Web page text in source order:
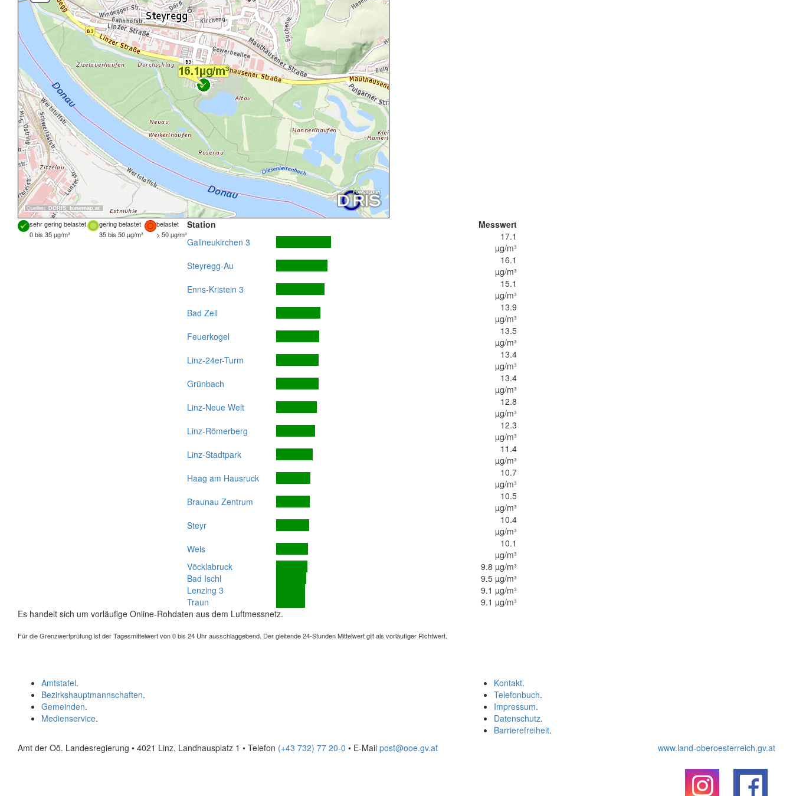
Quellen: DORIS, basemap.at
sehr gering belastet gering belastet
belastet
0 bis 35 µg/m³
35 bis 50 µg/m³ > 50 µg/m³
Station
Messwert
Gallneukirchen 3
17.1
µg/m³
Steyregg-Au
16.1
µg/m³
Enns-Kristein 3
15.1
µg/m³
Bad Zell
13.9
µg/m³
Feuerkogel
13.5
µg/m³
Linz-24er-Turm
13.4
µg/m³
Grünbach
13.4
µg/m³
Linz-Neue Welt
12.8
µg/m³
Linz-Römerberg
12.3
µg/m³
Linz-Stadtpark
11.4
µg/m³
Haag am Hausruck
10.7
µg/m³
Braunau Zentrum
10.5
µg/m³
Steyr
10.4
µg/m³
Wels
10.1
µg/m³
Vöcklabruck
9.8 µg/m³
Bad Ischl
9.5 µg/m³
Lenzing 3
9.1 µg/m³
Traun
9.1 µg/m³
Es handelt sich um vorläufige Online-Rohdaten aus dem Luftmessnetz.
Für die Grenzwertprüfung ist der Tagesmittelwert von 0 bis 24 Uhr ausschlaggebend. Der gleitende 24-Stunden Mittelwert gilt als vorläufiger Richtwert.
Kontakt.
Telefonbuch.
Impressum.
Datenschutz.
Barrierefreiheit.
Amtstafel.
Bezirkshauptmannschaften.
Gemeinden.
Medienservice.
Amt der Oö. Landesregierung • 4021 Linz, Landhausplatz 1 • Telefon (+43 732) 77 20-0 • E-Mail post@ooe.gv.at www.land-oberoesterreich.gv.at